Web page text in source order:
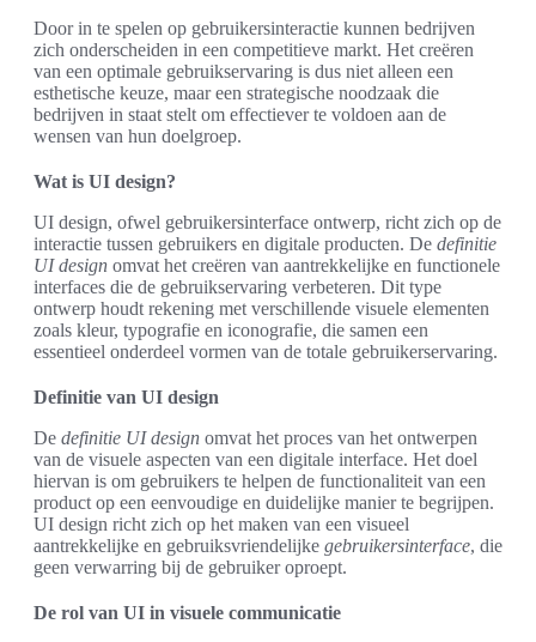
Door in te spelen op gebruikersinteractie kunnen bedrijven
zich onderscheiden in een competitieve markt. Het creëren
van een optimale gebruikservaring is dus niet alleen een
esthetische keuze, maar een strategische noodzaak die
bedrijven in staat stelt om effectiever te voldoen aan de
wensen van hun doelgroep.
Wat is UI design?
UI design, ofwel gebruikersinterface ontwerp, richt zich op de
interactie tussen gebruikers en digitale producten. De definitie
UI design omvat het creëren van aantrekkelijke en functionele
interfaces die de gebruikservaring verbeteren. Dit type
ontwerp houdt rekening met verschillende visuele elementen
zoals kleur, typografie en iconografie, die samen een
essentieel onderdeel vormen van de totale gebruikerservaring.
Definitie van UI design
De definitie UI design omvat het proces van het ontwerpen
van de visuele aspecten van een digitale interface. Het doel
hiervan is om gebruikers te helpen de functionaliteit van een
product op een eenvoudige en duidelijke manier te begrijpen.
UI design richt zich op het maken van een visueel
aantrekkelijke en gebruiksvriendelijke gebruikersinterface, die
geen verwarring bij de gebruiker oproept.
De rol van UI in visuele communicatie